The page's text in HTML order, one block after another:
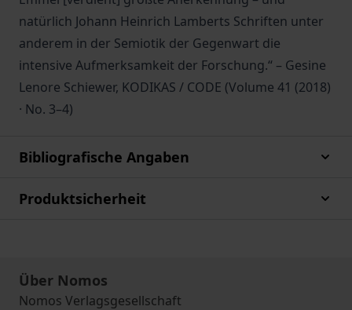
natürlich Johann Heinrich Lamberts Schriften unter
anderem in der Semiotik der Gegenwart die
intensive Aufmerksamkeit der Forschung.“ – Gesine
Lenore Schiewer, KODIKAS / CODE (Volume 41 (2018)
· No. 3–4)
Bibliografische Angaben
Produktsicherheit
Über Nomos
Nomos Verlagsgesellschaft